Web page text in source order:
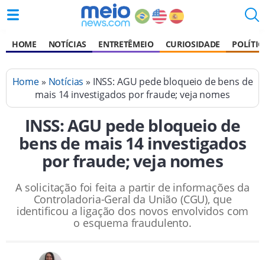
HOME NOTÍCIAS ENTRETÊMEIO CURIOSIDADE
Home» Notícias » INSS: AGU pede bloqueio de bens de
mais 14 investigados por fraude; veja nomes
INSS: AGU pede bloqueio de
bens de mais 14 investigados
por fraude; veja nomes
A solicitação foi feita a partir de informações da
Controladoria-Geral da União (CGU), que
identificou a ligação dos novos envolvidos com
o esquema fraudulento.